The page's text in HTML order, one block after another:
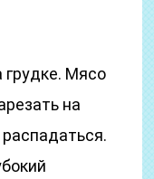
грудке. Мясо
на